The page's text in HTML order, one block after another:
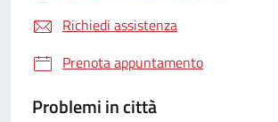
Richiedi assistenza
Prenota appuntamento
Problemi in città